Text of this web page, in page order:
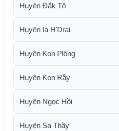
Huyện Đắk Tô
Huyện Ia H'Drai
Huyện Kon Plông
Huyện Kon Rẫy
Huyện Ngọc Hồi
Huyện Sa Thầy